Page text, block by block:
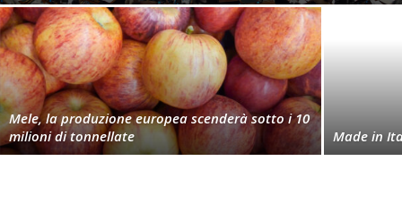
Mele, la produzione europea scenderà sotto i 10
milioni di tonnellate
Made in